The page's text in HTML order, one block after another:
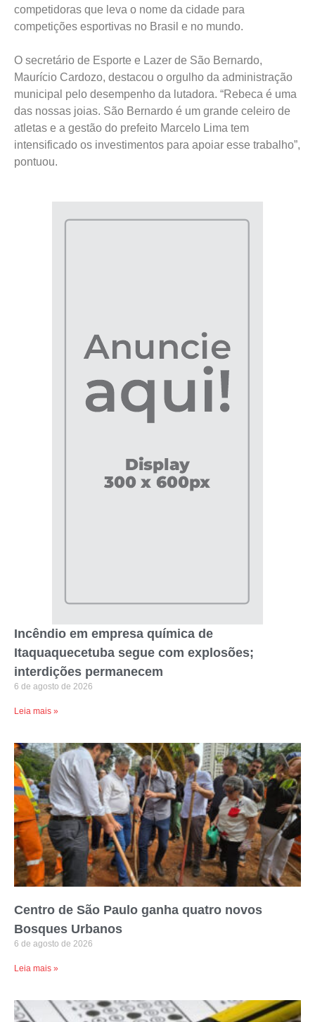
competidoras que leva o nome da cidade para
competições esportivas no Brasil e no mundo.
O secretário de Esporte e Lazer de São Bernardo,
Maurício Cardozo, destacou o orgulho da administração
municipal pelo desempenho da lutadora. “Rebeca é uma
das nossas joias. São Bernardo é um grande celeiro de
atletas e a gestão do prefeito Marcelo Lima tem
intensificado os investimentos para apoiar esse trabalho”,
pontuou.
Incêndio em empresa química de
Itaquaquecetuba segue com explosões;
interdições permanecem
6 de agosto de 2026
Leia mais »
Centro de São Paulo ganha quatro novos
Bosques Urbanos
6 de agosto de 2026
Leia mais »